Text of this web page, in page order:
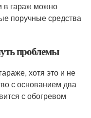
в гараж можно
поручные средства
проблемы
хотя это и не
с основанием два
с обогревом